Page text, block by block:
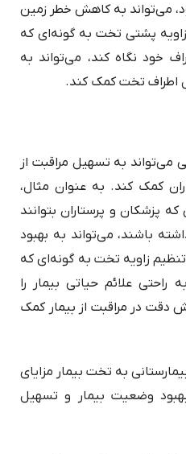
می‌تواند به کاهش خطر زمین
پشتی تخت به گونه‌ای که
خود نگاه کند، می‌تواند به
اطراف تخت کمک کند.
به تسهیل مراقبت از
کمک کند. به عنوان مثال،
پزشکان و پرستاران بتوانند
باشند، می‌تواند به بهبود
زاویه تخت به گونه‌ای که
راحتی علائم حیاتی بیمار را
دقت در مراقبت از بیمار کمک
به تخت بیمار مزایای
وضعیت بیمار و تسهیل